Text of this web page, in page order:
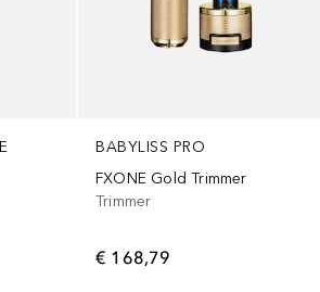
BABYLISS PRO
FXONE Gold Trimmer
Trimmer
€ 168,79